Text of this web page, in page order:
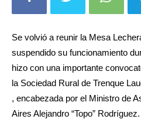
Se volvió a reunir la Mesa
suspendido su funcionamiento
hizo con una importante
la Sociedad Rural de Trenque
, encabezada por el Ministro de
Aires Alejandro “Topo” Rodríguez.